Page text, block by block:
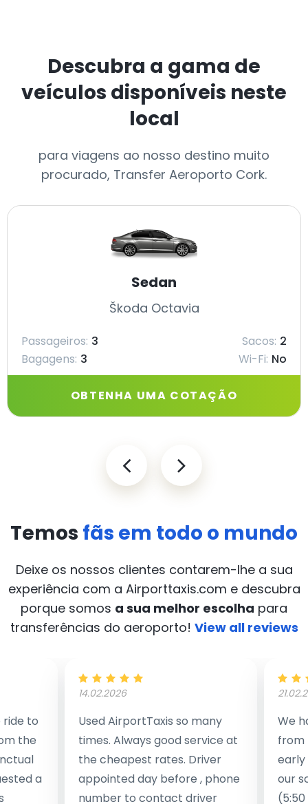
Descubra a gama de
veículos disponíveis neste
local
para viagens ao nosso destino muito
procurado, Transfer Aeroporto Cork.
Sedan
Škoda Octavia
Passageiros: 3 Sacos: 2
Bagagens: 3 Wi-Fi: No
OBTENHA UMA COTAÇÃO
Temos fãs em todo o mundo
Deixe os nossos clientes contarem-lhe a sua
experiência com a Airporttaxis.com e descubra
porque somos a sua melhor escolha para
transferências do aeroporto! View all reviews
to
the
a
14.02.2026
Used AirportTaxis so many
times. Always good service at
the cheapest rates. Driver
appointed day before , phone
number to contact driver
We
from
early
our